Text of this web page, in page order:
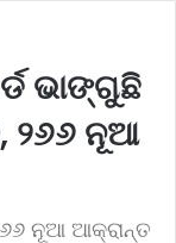
ଭାଙ୍ଗୁଛି
୨୬୬ ନୂଆ
ନୂଆ ଆକ୍ରାନ୍ତ